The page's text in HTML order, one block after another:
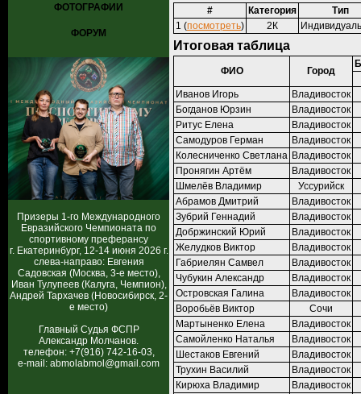
ФОТОГРАФИИ
ФОРУМ
Призеры 1-го Международного
Евразийского Чемпионата по
спортивному преферансу
г. Екатеринбург, 12-14 июня 2026 г.
слева-направо: Евгения
Садовская (Москва, 3-е место),
Иван Тулупеев (Калуга, Чемпион),
Андрей Тархачев (Новосибирск, 2-
е место)
Главный Судья ФСПР
Александр Молчанов.
телефон: +7(916) 742-16-03,
e-mail: abmolabmol@gmail.com
# Категория
Тип
1 (посмотреть) 2К
Итоговая таблица
ФИО Город
Иванов Игорь
Владивосток
Богданов Юрзин
Владивосток
Ритус Елена
Владивосток
Самодуров Герман
Владивосток
Колесниченко Светлана Владивосток
Пронягин Артём
Владивосток
Шмелёв Владимир
Уссурийск
Абрамов Дмитрий
Владивосток
Зубрий Геннадий
Владивосток
Добржинский Юрий
Владивосток
Желудков Виктор
Владивосток
Габриелян Самвел
Владивосток
Чубукин Александр
Владивосток
Островская Галина
Владивосток
Воробьёв Виктор
Сочи
Мартыненко Елена
Владивосток
Самойленко Наталья
Владивосток
Шестаков Евгений
Владивосток
Трухин Василий
Владивосток
Кирюха Владимир
Владивосток